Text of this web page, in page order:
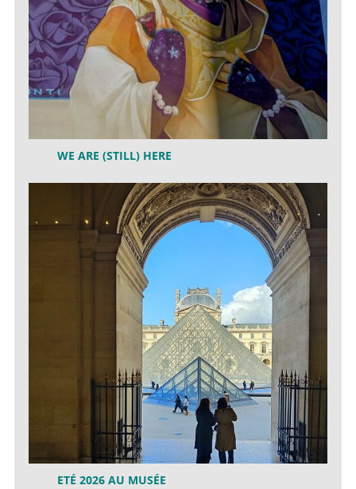
WE ARE (STILL) HERE
ETÉ 2026 AU MUSÉE